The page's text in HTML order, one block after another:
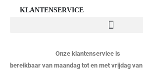
KLANTENSERVICE
Onze klantenservice is
bereikbaar van maandag tot en met vrijdag van